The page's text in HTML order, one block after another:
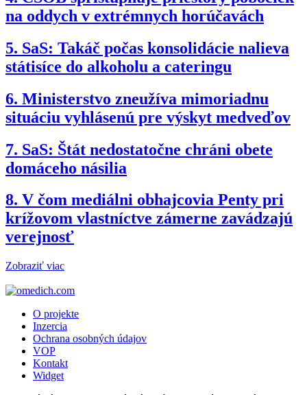
na oddych v extrémnych horúčavách
5. SaS: Takáč počas konsolidácie nalieva
státisíce do alkoholu a cateringu
6. Ministerstvo zneužíva mimoriadnu
situáciu vyhlásenú pre výskyt medveďov
7. SaS: Štát nedostatočne chráni obete
domáceho násilia
8. V čom mediálni obhajcovia Penty pri
krížovom vlastníctve zámerne zavádzajú
verejnosť
Zobraziť viac
O projekte
Inzercia
Ochrana osobných údajov
VOP
Kontakt
Widget